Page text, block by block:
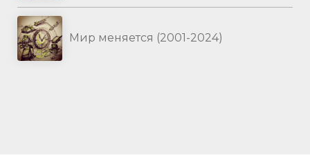
Мир меняется (2001-2024)